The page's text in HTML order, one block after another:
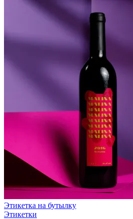
Этикетка на бутылку
Этикетки